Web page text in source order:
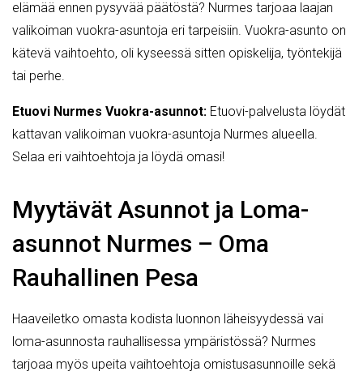
elämää ennen pysyvää päätöstä? Nurmes tarjoaa laajan
valikoiman vuokra-asuntoja eri tarpeisiin. Vuokra-asunto on
kätevä vaihtoehto, oli kyseessä sitten opiskelija, työntekijä
tai perhe.
Etuovi Nurmes Vuokra-asunnot: Etuovi-palvelusta löydät
kattavan valikoiman vuokra-asuntoja Nurmes alueella.
Selaa eri vaihtoehtoja ja löydä omasi!
Myytävät Asunnot ja Loma-
asunnot Nurmes – Oma
Rauhallinen Pesa
Haaveiletko omasta kodista luonnon läheisyydessä vai
loma-asunnosta rauhallisessa ympäristössä? Nurmes
tarjoaa myös upeita vaihtoehtoja omistusasunnoille sekä